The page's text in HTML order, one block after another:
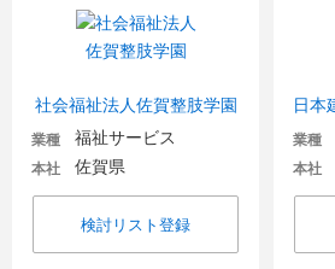
社会福祉法人佐賀整肢学園
業種 福祉サービス
本社 佐賀県
検討リスト登録
業種
本社